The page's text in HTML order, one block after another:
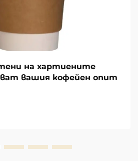
на хартиените
вашия кофейен опит